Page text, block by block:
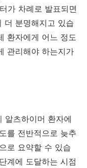
가 차례로 발표되면
더 분명해지고 있습
환자에게 어느 정도
관리해야 하는지가
알츠하이머 환자에
를 전반적으로 늦추
으로 요약할 수 있습
계에 도달하는 시점